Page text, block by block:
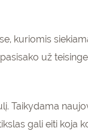
kuriomis
už
Taikydama
gali eiti koja